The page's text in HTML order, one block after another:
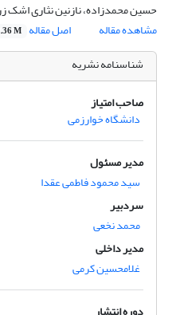
حسین محمدزاده، نازنین نثاری
مشاهده مقاله
اصل مقاله M
شناسنامه نشریه
صاحب امتیاز
دانشگاه خوارزمی
مدیر مسئول
سید محمود فاطمی عقدا
سردبیر
محمد نخعی
مدیر داخلی
غلامحسین کرمی